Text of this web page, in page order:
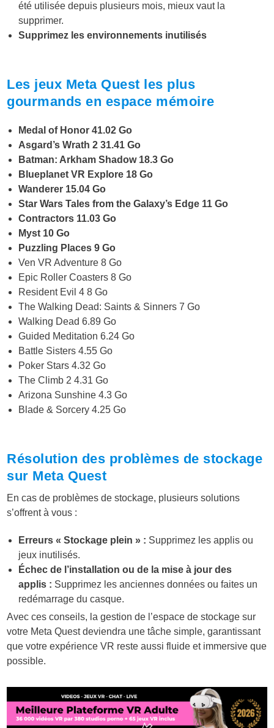
été utilisée depuis plusieurs mois, mieux vaut la
supprimer.
Supprimez les environnements inutilisés
Les jeux Meta Quest les plus
gourmands en espace mémoire
Medal of Honor 41.02 Go
Asgard’s Wrath 2 31.41 Go
Batman: Arkham Shadow 18.3 Go
Blueplanet VR Explore 18 Go
Wanderer 15.04 Go
Star Wars Tales from the Galaxy’s Edge 11 Go
Contractors 11.03 Go
Myst 10 Go
Puzzling Places 9 Go
Ven VR Adventure 8 Go
Epic Roller Coasters 8 Go
Resident Evil 4 8 Go
The Walking Dead: Saints & Sinners 7 Go
Walking Dead 6.89 Go
Guided Meditation 6.24 Go
Battle Sisters 4.55 Go
Poker Stars 4.32 Go
The Climb 2 4.31 Go
Arizona Sunshine 4.3 Go
Blade & Sorcery 4.25 Go
Résolution des problèmes de stockage
sur Meta Quest
En cas de problèmes de stockage, plusieurs solutions
s’offrent à vous :
Erreurs « Stockage plein » : Supprimez les applis ou
jeux inutilisés.
Échec de l’installation ou de la mise à jour des
applis : Supprimez les anciennes données ou faites un
redémarrage du casque.
Avec ces conseils, la gestion de l’espace de stockage sur
votre Meta Quest deviendra une tâche simple, garantissant
que votre expérience VR reste aussi fluide et immersive que
possible.